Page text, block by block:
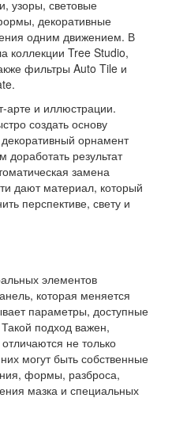
узоры, световые
декоративные
одним движением. В
коллекции Tree Studio,
фильтры Auto Tile и
арте и иллюстрации.
создать основу
орнамент
доработать результат
замена
дают материал, который
перспективе, свету и
элементов
которая меняется
параметры, доступные
подход важен,
не только
могут быть собственные
формы, разброса,
мазка и специальных